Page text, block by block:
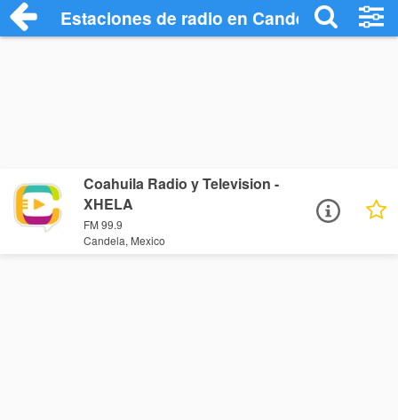
Estaciones de radio en Candela -
Coahuila Radio y Television -
XHELA
FM 99.9
Candela, Mexico